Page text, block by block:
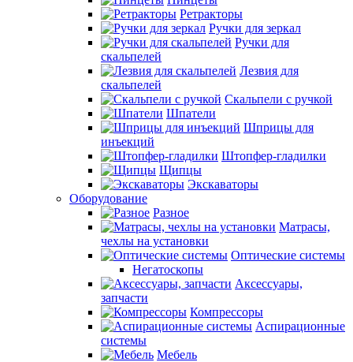
Ретракторы
Ручки для зеркал
Ручки для
скальпелей
Лезвия для
скальпелей
Скальпели с ручкой
Шпатели
Шприцы для
инъекций
Штопфер-гладилки
Щипцы
Экскаваторы
Оборудование
Разное
Матрасы,
чехлы на установки
Оптические системы
Негатоскопы
Аксессуары,
запчасти
Компрессоры
Аспирационные
системы
Мебель